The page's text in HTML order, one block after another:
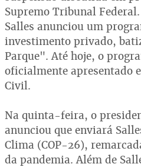
Supremo Tribunal
Salles anunciou um
investimento privado,
Parque". Até hoje, o
oficialmente apresentado
Civil.
Na quinta-feira, o
anunciou que enviará
Clima (COP-26),
da pandemia. Além de